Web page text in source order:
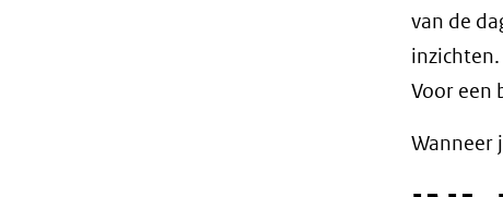
van de
Voor een
Wanneer